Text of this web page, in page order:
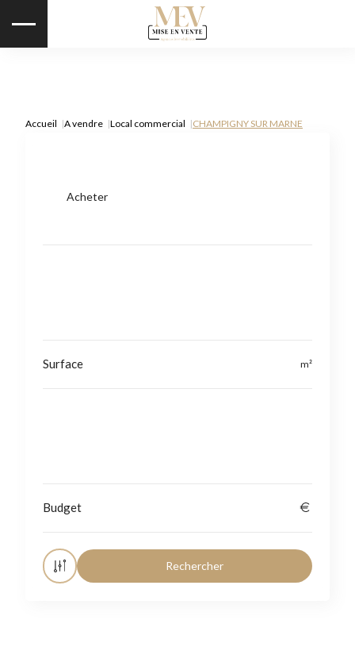
Accueil A vendre Local commercial CHAMPIGNY SUR MARNE
Acheter